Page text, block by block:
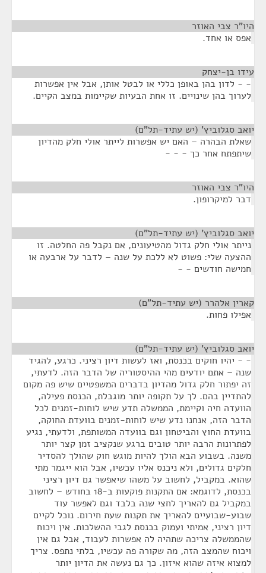
היו"ר צבי האוזר
אפס או אחד.
עידו בן-יצחק
- - לדון בהן באופן כללי או לבטל אותן, אבל אין אפשרות
לערוך בהן שינויים. זו אחת הבעיות שקיימות במצב הקיים.
יואב סגלוביץ' (יש עתיד-תל"ם)
שאלת הבהרה – האם יש אפשרות לייתר אולי חלק מהדיון
שיתפתח אחר כך - - -
היו"ר צבי האוזר
דבר למיקרופון.
יואב סגלוביץ' (יש עתיד-תל"ם)
נייתר אולי חלק גדול מהטיעונים, אם נקבל פה החלטה. זו
ההצעה שלי: פשוט לא ללכת על שנה – לדבר על ארבעה או
חמישה חודשים - -
קארין אלהרר (יש עתיד-תל"ם)
אפילו פחות.
יואב סגלוביץ' (יש עתיד-תל"ם)
- - יהיו חוקים בכנסת, ואז לעשות דיון רציני. כרגע, להגיד
שנה – אתם יודעים מהי ההיסטוריה של הדבר הזה. לדעתי,
זה יפתור חלק גדול מהדיון בדברים המשפטיים שיש פה מקום
להתדיין בהם. לך על תקופה יותר מוגבלת, הכנסת פעילה,
הוועדה חיה וקיימת, הממשלה תדע שיש לוחות-זמנים לכל
הדבר הזה, אנחנו נדע שיש לוחות-זמנים בוועדת החוקה,
בוועדת החוץ והביטחון וגם בוועדה המשותפת, ולדעתי, נגיע
לפתרונות הרבה יותר טובים ברגע שנקציב זמן קצר יותר
משנה. בשבוע הבא הולך להיות מוגש חוק שהולך להסדיר
חלקים גדולים, ולא ניכנס אליו עכשיו, אבל הוא ייגמר מתי
שהוא. במקביל, לחשוב על משהו שיאפשר גם דיון רציני
בכנסת, לדוגמא: אם התקנות פוקעות ב-18 בחודש – לחשוב
במקביל גם להאריך לחצי שנה בלבד וגם לאפשר עוד
שבוע-שבועיים להאריך את תקנות שעת חירום. נוכל לקיים
דיון רציני, אמיתי ועמוק בכנסת לגבי ההשלכות. אין ויכוח
שהממשלה צריכה שתהיה לה אפשרות לעבוד, אבל גם אין
ויכוח שהמצב הזה, מה שקורה פה עכשיו, בלתי נתפס. צריך
למצוא איזה שהוא איזון. כך גם נעשה את הדיון יותר